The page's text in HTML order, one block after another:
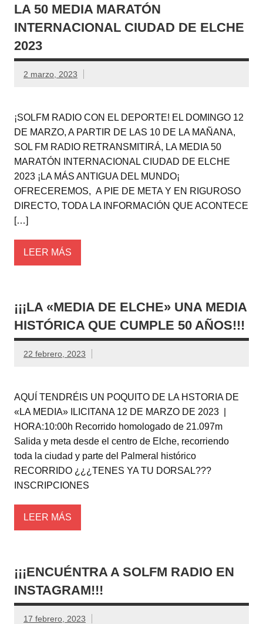
LA 50 MEDIA MARATÓN
INTERNACIONAL CIUDAD DE ELCHE
2023
2 marzo, 2023
¡SOLFM RADIO CON EL DEPORTE! EL DOMINGO 12
DE MARZO, A PARTIR DE LAS 10 DE LA MAÑANA,
SOL FM RADIO RETRANSMITIRÁ, LA MEDIA 50
MARATÓN INTERNACIONAL CIUDAD DE ELCHE
2023 ¡LA MÁS ANTIGUA DEL MUNDO¡
OFRECEREMOS, A PIE DE META Y EN RIGUROSO
DIRECTO, TODA LA INFORMACIÓN QUE ACONTECE
[…]
LEER MÁS
¡¡¡LA «MEDIA DE ELCHE» UNA MEDIA
HISTÓRICA QUE CUMPLE 50 AÑOS!!!
22 febrero, 2023
AQUÍ TENDRÉIS UN POQUITO DE LA HSTORIA DE
«LA MEDIA» ILICITANA 12 DE MARZO DE 2023 |
HORA:10:00h Recorrido homologado de 21.097m
Salida y meta desde el centro de Elche, recorriendo
toda la ciudad y parte del Palmeral histórico
RECORRIDO ¿¿¿TENES YA TU DORSAL???
INSCRIPCIONES
LEER MÁS
¡¡¡ENCUÉNTRA A SOLFM RADIO EN
INSTAGRAM!!!
17 febrero, 2023